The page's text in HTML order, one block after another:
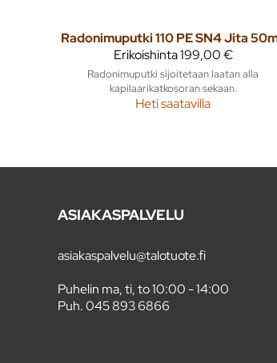
Erikoishinta199,00 €
Radonimuputki sijoitetaan laatan alla
kapilaarikatkosoran sekaan.
Heti saatavilla
ASIAKASPALVELU
asiakaspalvelu@talotuote.fi
Puhelin ma, ti, to 10:00 - 14:00
Puh.045 893 6866